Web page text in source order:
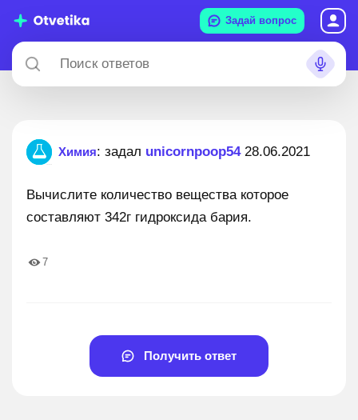
Задай вопрос
Химия: задал unicornpoop5428.06.2021
Вычислите количество вещества которое
составляют 342г гидроксида бария.
7
Получить ответ